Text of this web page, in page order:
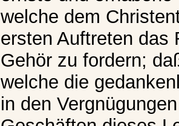
welche dem
ersten Auftreten das
Gehör zu fordern;
welche die
in den